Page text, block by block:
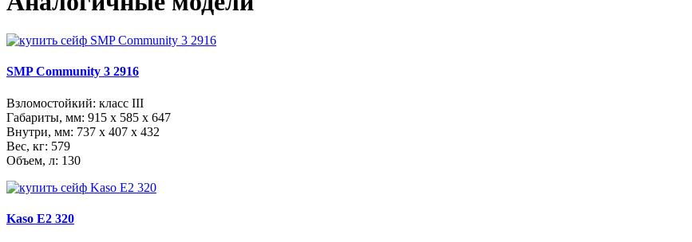
SMP Community 3 2916
Взломостойкий: класс III
Габариты, мм: 915 x 585 x 647
Внутри, мм: 737 x 407 x 432
Вес, кг: 579
Объем, л: 130
Kaso E2 320